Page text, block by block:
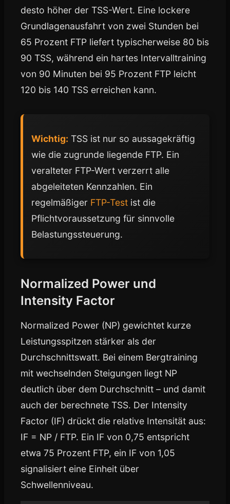
desto höher der TSS-Wert. Eine lockere
Grundlagenausfahrt von zwei Stunden bei
65 Prozent FTP liefert typischerweise 80 bis
90 TSS, während ein hartes Intervalltraining
von 90 Minuten bei 95 Prozent FTP leicht
120 bis 140 TSS erreichen kann.
Wichtig: TSS ist nur so aussagekräftig
wie die zugrunde liegende FTP. Ein
veralteter FTP-Wert verzerrt alle
abgeleiteten Kennzahlen. Ein
regelmäßiger FTP-Test ist die
Pflichtvoraussetzung für sinnvolle
Belastungssteuerung.
Normalized Power und
Intensity Factor
Normalized Power (NP) gewichtet kurze
Leistungsspitzen stärker als der
Durchschnittswatt. Bei einem Bergtraining
mit wechselnden Steigungen liegt NP
deutlich über dem Durchschnitt – und damit
auch der berechnete TSS. Der Intensity
Factor (IF) drückt die relative Intensität aus:
IF = NP / FTP. Ein IF von 0,75 entspricht
etwa 75 Prozent FTP, ein IF von 1,05
signalisiert eine Einheit über
Schwellenniveau.